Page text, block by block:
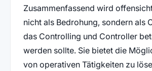
Zusammenfassend wird
nicht als Bedrohung, sondern als
das Controlling und Controller
werden sollte. Sie bietet die
von operativen Tätigkeiten zu